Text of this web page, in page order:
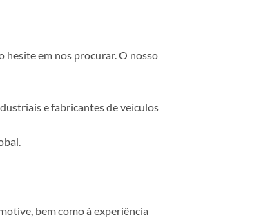
hesite em nos procurar. O nosso
e fabricantes de veículos
bem como à experiência